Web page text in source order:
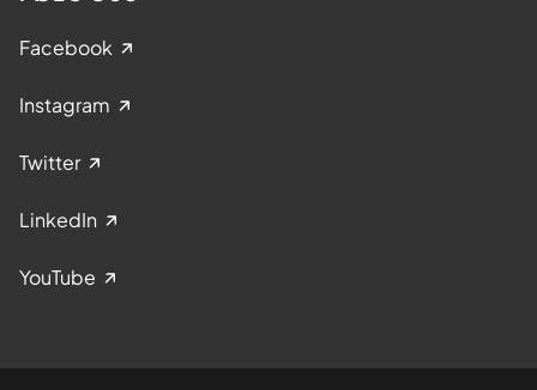
Facebook
Instagram
Twitter
LinkedIn
YouTube